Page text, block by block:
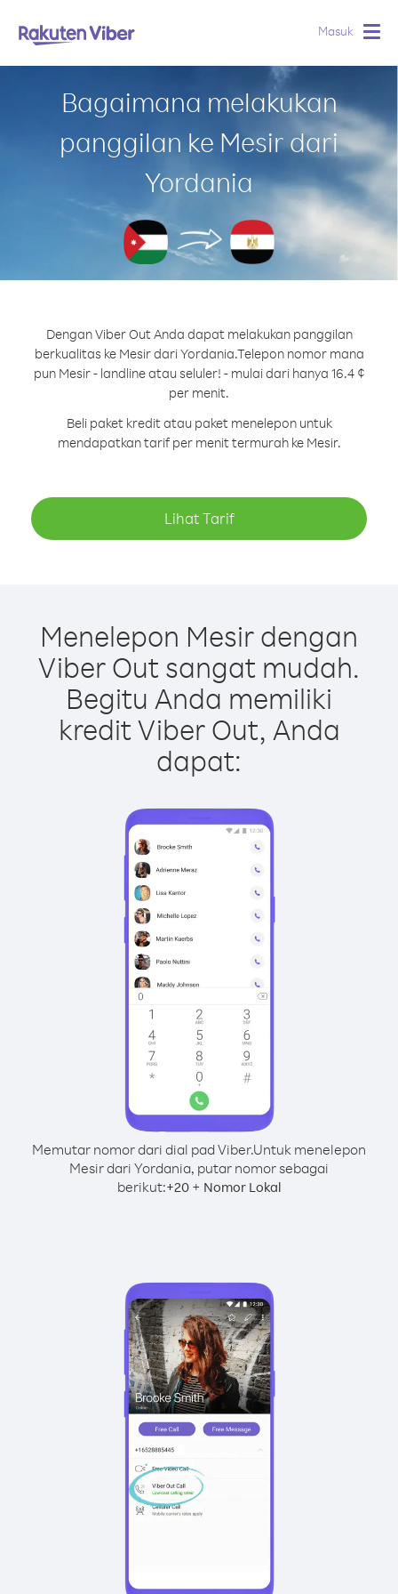
Masuk
Bagaimana melakukan
panggilan ke Mesir dari
Yordania
Dengan Viber Out Anda dapat melakukan panggilan
berkualitas ke Mesir dari Yordania.Telepon nomor mana
pun Mesir - landline atau seluler! - mulai dari hanya 16.4 ¢
per menit.
Beli paket kredit atau paket menelepon untuk
mendapatkan tarif per menit termurah ke Mesir.
Lihat Tarif
Menelepon Mesir dengan
Viber Out sangat mudah.
Begitu Anda memiliki
kredit Viber Out, Anda
dapat:
Memutar nomor dari dial pad Viber.Untuk menelepon
Mesir dari Yordania, putar nomor sebagai
berikut:+20+ Nomor Lokal